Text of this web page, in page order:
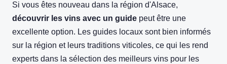
Si vous êtes nouveau dans la région d'Alsace,
découvrir les vins avec un guide peut être une
excellente option. Les guides locaux sont bien informés
sur la région et leurs traditions viticoles, ce qui les rend
experts dans la sélection des meilleurs vins pour les